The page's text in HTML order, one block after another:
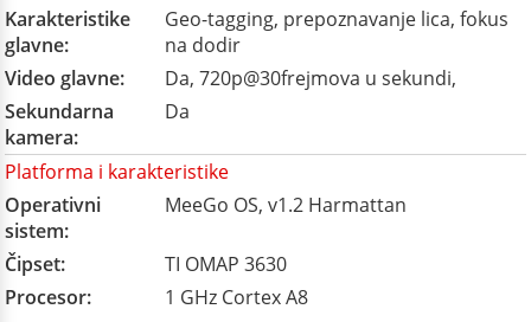
Karakteristike
glavne:
Geo-tagging, prepoznavanje lica, fokus
na dodir
Video glavne:
Da, 720p@30frejmova u sekundi,
Sekundarna
kamera:
Da
Platforma i karakteristike
Operativni
sistem:
MeeGo OS, v1.2 Harmattan
Čipset:
TI OMAP 3630
Procesor:
1 GHz Cortex A8